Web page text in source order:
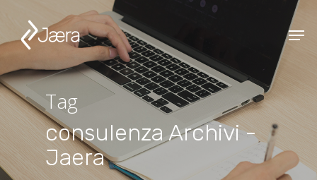
Tag
consulenza Archivi -
Jaera